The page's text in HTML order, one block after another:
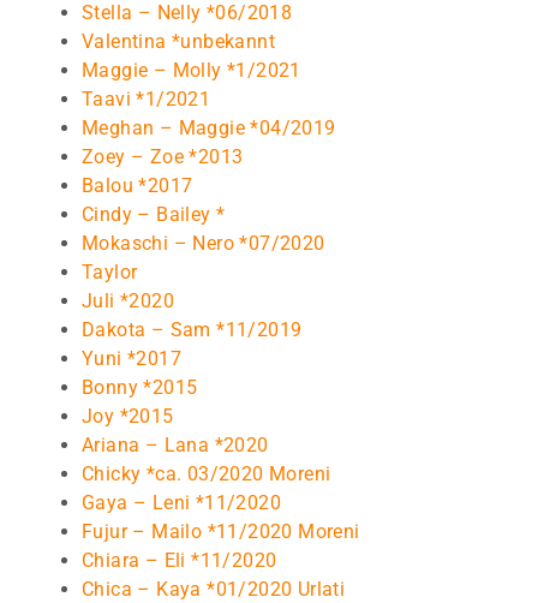
Stella – Nelly *06/2018
Valentina *unbekannt
Maggie – Molly *1/2021
Taavi *1/2021
Meghan – Maggie *04/2019
Zoey – Zoe *2013
Balou *2017
Cindy – Bailey *
Mokaschi – Nero *07/2020
Taylor
Juli *2020
Dakota – Sam *11/2019
Yuni *2017
Bonny *2015
Joy *2015
Ariana – Lana *2020
Chicky *ca. 03/2020 Moreni
Gaya – Leni *11/2020
Fujur – Mailo *11/2020 Moreni
Chiara – Eli *11/2020
Chica – Kaya *01/2020 Urlati